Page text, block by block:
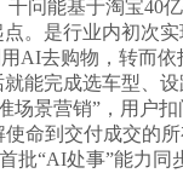
问能基于淘宝40
。是行业内初次
AI去购物，转而
能完成选车型、
场景营销”，用户
命到交付成交的
批“AI处事”能力同